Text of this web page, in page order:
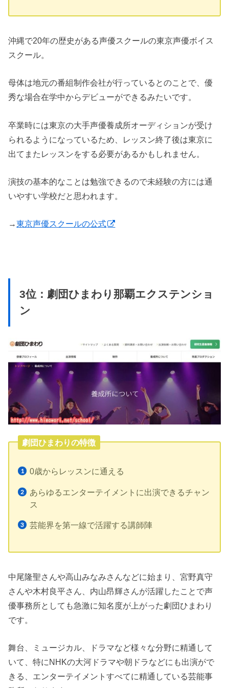
沖縄で20年の歴史がある声優スクールの東京声優ボイス
スクール。
母体は地元の番組制作会社が行っているとのことで、優
秀な場合在学中からデビューができるみたいです。
卒業時には東京の大手声優養成所オーディションが受け
られるようになっているため、レッスン終了後は東京に
出てまたレッスンをする必要があるかもしれません。
演技の基本的なことは勉強できるので未経験の方には通
いやすい学校だと思われます。
→東京声優スクールの公式
3位：劇団ひまわり那覇エクステンショ
ン
劇団ひまわりの特徴
0歳からレッスンに通える
あらゆるエンターテイメントに出演できるチャン
ス
芸能界を第一線で活躍する講師陣
中尾隆聖さんや高山みなみさんなどに始まり、宮野真守
さんや木村良平さん、内山昂輝さんが活躍したことで声
優事務所としても急激に知名度が上がった劇団ひまわり
です。
舞台、ミュージカル、ドラマなど様々な分野に精通して
いて、特にNHKの大河ドラマや朝ドラなどにも出演がで
きる、エンターテイメントすべてに精通している芸能事